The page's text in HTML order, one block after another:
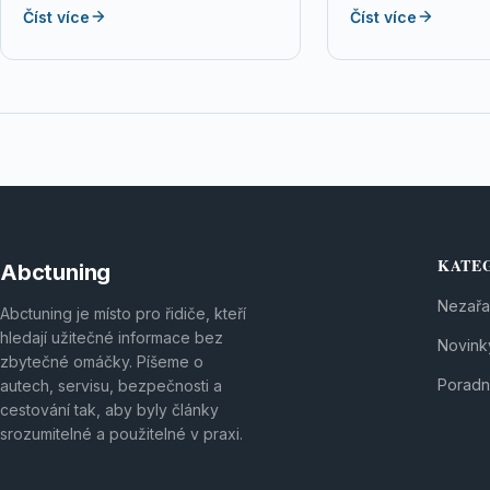
tyto příčiny a…
Číst více
umożliwiając
Číst více
Abctuning
Abctuning je místo pro řidiče, kteří
hledají užitečné informace bez
zbytečné omáčky. Píšeme o
autech, servisu, bezpečnosti a
cestování tak, aby byly články
srozumitelné a použitelné v praxi.